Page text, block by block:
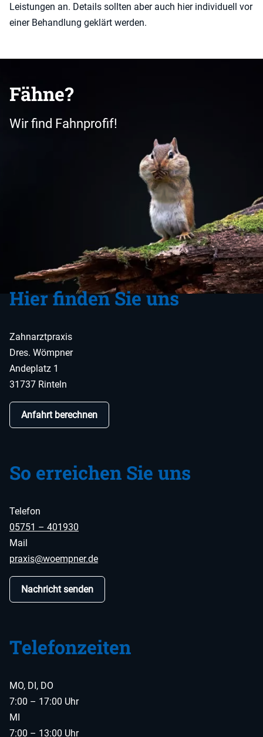
Leistungen an. Details sollten aber auch hier individuell vor
einer Behandlung geklärt werden.
Fähne?
Wir find Fahnprofif!
Hier finden Sie uns
Zahnarztpraxis
Dres. Wömpner
Andeplatz 1
31737 Rinteln
Anfahrt berechnen
So erreichen Sie uns
Telefon
05751 – 401930
Mail
praxis@woempner.de
Nachricht senden
Telefonzeiten
MO, DI, DO
7:00 – 17:00 Uhr
MI
7:00 – 13:00 Uhr